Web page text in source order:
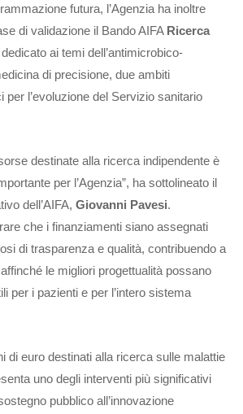
futura, l’Agenzia ha inoltre
di validazione il Bando AIFA Ricerca
dedicato ai temi dell’antimicrobico-
di precisione, due ambiti
per l’evoluzione del Servizio sanitario
destinate alla ricerca indipendente è
per l’Agenzia”, ha sottolineato il
dell’AIFA, Giovanni Pavesi.
che i finanziamenti siano assegnati
di trasparenza e qualità, contribuendo a
le migliori progettualità possano
per i pazienti e per l’intero sistema
di euro destinati alla ricerca sulle malattie
uno degli interventi più significativi
pubblico all’innovazione